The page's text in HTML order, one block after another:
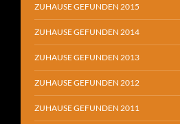
ZUHAUSE GEFUNDEN 2015
ZUHAUSE GEFUNDEN 2014
ZUHAUSE GEFUNDEN 2013
ZUHAUSE GEFUNDEN 2012
ZUHAUSE GEFUNDEN 2011